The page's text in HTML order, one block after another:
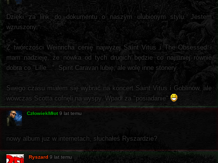
Dzięki za link do dokumentu o naszym ulubionym stylu. Jestem
wzruszony.
Z twórczości Weinricha cenię najwyżej Saint Vitus i The Obsessed i
mam nadzieję, że nówka od tych drugich będzie co najmniej równie
dobra co "Lille...". Spirit Caravan lubię, ale wolę inne stonery.
Swego czasu miałem się wybrać na koncert Saint Vitus i Goblinów, ale
wówczas Scotta cofnęli na wyspy. Wpadł za "posiadanie"
CzłowiekMłot 9 lat temu
nowy album juz w internetach, słuchałeś Ryszardzie?
Ryszard 9 lat temu